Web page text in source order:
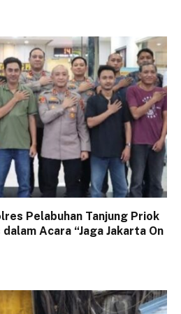
Pelabuhan Tanjung Priok
Acara “Jaga Jakarta On